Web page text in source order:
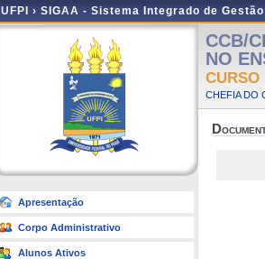
UFPI › SIGAA - Sistema Integrado de
Apresentação
Corpo Administrativo
Alunos Ativos
CCB/
NO
CHEFIA DO